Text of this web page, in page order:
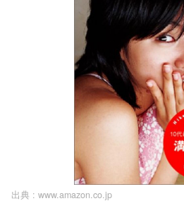
出典 : www.amazon.co.jp